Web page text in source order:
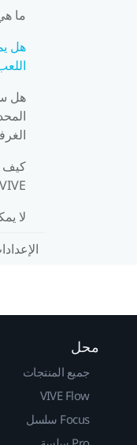
ما
هل
كيف
VIVE؟
لا
محل
جميع المنتجات
VIVE Flow
Focus سلسل